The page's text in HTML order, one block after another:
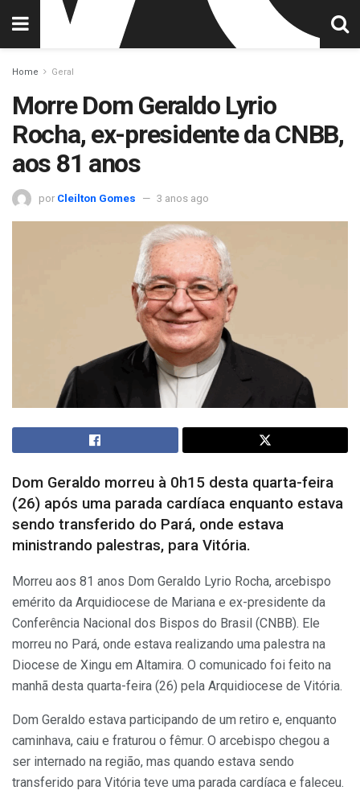
Home Geral
Morre Dom Geraldo Lyrio
Rocha, ex-presidente da CNBB,
aos 81 anos
por Cleilton Gomes 3 anos ago
Dom Geraldo morreu à 0h15 desta quarta-feira
(26) após uma parada cardíaca enquanto estava
sendo transferido do Pará, onde estava
ministrando palestras, para Vitória.
Morreu aos 81 anos Dom Geraldo Lyrio Rocha, arcebispo
emérito da Arquidiocese de Mariana e ex-presidente da
Conferência Nacional dos Bispos do Brasil (CNBB). Ele
morreu no Pará, onde estava realizando uma palestra na
Diocese de Xingu em Altamira. O comunicado foi feito na
manhã desta quarta-feira (26) pela Arquidiocese de Vitória.
Dom Geraldo estava participando de um retiro e, enquanto
caminhava, caiu e fraturou o fêmur. O arcebispo chegou a
ser internado na região, mas quando estava sendo
transferido para Vitória teve uma parada cardíaca e faleceu.